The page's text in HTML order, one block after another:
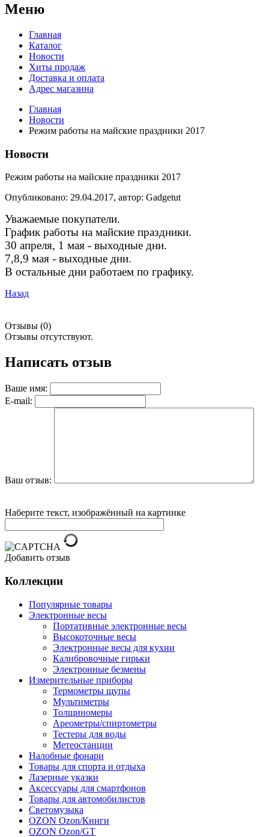
Меню
Главная
Каталог
Новости
Хиты продаж
Доставка и оплата
Адрес магазина
Главная
Новости
Режим работы на майские праздники 2017
Новости
Режим работы на майские праздники 2017
Опубликовано: 29.04.2017, автор: Gadgetut
Уважаемые покупатели.
График работы на майские праздники.
30 апреля, 1 мая - выходные дни.
7,8,9 мая - выходные дни.
В остальные дни работаем по графику.
Назад
Отзывы (0)
Отзывы отсутствуют.
Написать отзыв
Ваше имя:
E-mail:
Ваш отзыв:
Наберите текст, изображённый на картинке
Добавить отзыв
Коллекции
Популярные товары
Электронные весы
Портативные электронные весы
Высокоточные весы
Электронные весы для кухни
Калибровочные гирьки
Электронные безмены
Измерительные приборы
Термометры щупы
Мультиметры
Толщиномеры
Ареометры/спиртометры
Тестеры для воды
Метеостанции
Налобные фонари
Товары для спорта и отдыха
Лазерные указки
Аксессуары для смартфонов
Товары для автомобилистов
Светомузыка
OZON Ozon/Книги
OZON Ozon/GT